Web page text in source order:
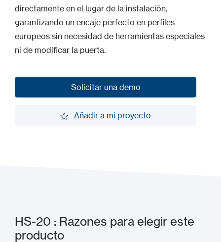
directamente en el lugar de la instalación,
garantizando un encaje perfecto en perfiles
europeos sin necesidad de herramientas especiales
ni de modificar la puerta.
Solicitar una demo
Añadir a mi proyecto
HS-20 : Razones para elegir este
producto